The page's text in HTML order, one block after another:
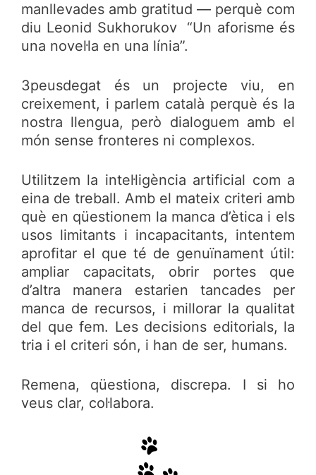
manllevades amb gratitud — perquè com
diu Leonid Sukhorukov “Un aforisme és
una novel·la en una línia”.
3peusdegat és un projecte viu, en
creixement, i parlem català perquè és la
nostra llengua, però dialoguem amb el
món sense fronteres ni complexos.
Utilitzem la intel·ligència artificial com a
eina de treball. Amb el mateix criteri amb
què en qüestionem la manca d’ètica i els
usos limitants i incapacitants, intentem
aprofitar el que té de genuïnament útil:
ampliar capacitats, obrir portes que
d’altra manera estarien tancades per
manca de recursos, i millorar la qualitat
del que fem. Les decisions editorials, la
tria i el criteri són, i han de ser, humans.
Remena, qüestiona, discrepa. I si ho
veus clar, col·labora.